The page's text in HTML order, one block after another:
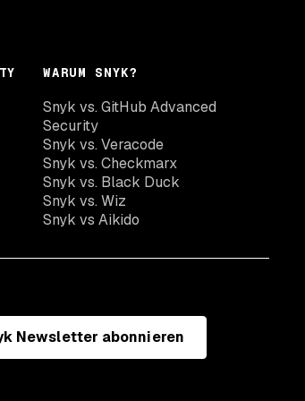
WARUM SNYK?
Snyk vs. GitHub Advanced
Security
Snyk vs. Veracode
Snyk vs. Checkmarx
Snyk vs. Black Duck
Snyk vs. Wiz
Snyk vs Aikido
Newsletter abonnieren